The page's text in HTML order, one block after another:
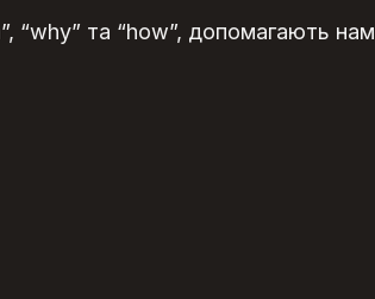
“why” та “how”, допомагають нам